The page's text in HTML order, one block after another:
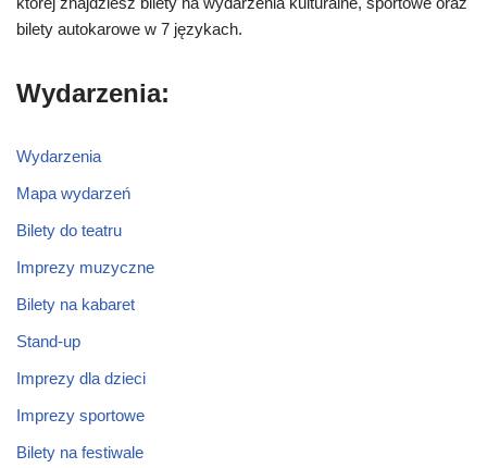
bilety autokarowe w 7 językach.
Wydarzenia:
Wydarzenia
Mapa wydarzeń
Bilety do teatru
Imprezy muzyczne
Bilety na kabaret
Stand-up
Imprezy dla dzieci
Imprezy sportowe
Bilety na festiwale